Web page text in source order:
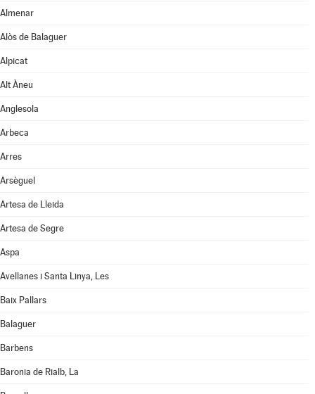
Almenar
Alòs de Balaguer
Alpicat
Alt Àneu
Anglesola
Arbeca
Arres
Arsèguel
Artesa de Lleida
Artesa de Segre
Aspa
Avellanes i Santa Linya, Les
Baix Pallars
Balaguer
Barbens
Baronia de Rialb, La